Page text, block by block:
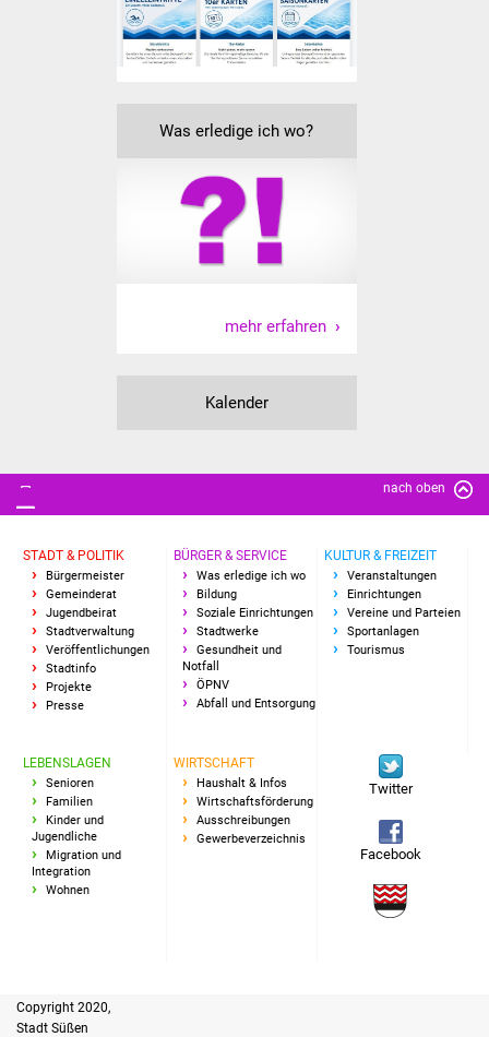
Lebenslagen
Senioren
Seniorenwohn- und
Pflegeheim
Familien
Schülerferienprogramm
Freundeskreis Asyl
Ukraine-Hilfe
Wohnimmobilien +
Baugrundstücke
Was erledige ich wo?
mehr erfahren
Kalender
nach oben
STADT & POLITIK
Bürgermeister
Gemeinderat
Jugendbeirat
Stadtverwaltung
Veröffentlichungen
Stadtinfo
Projekte
Presse
BÜRGER & SERVICE
Was erledige ich wo
Bildung
Soziale Einrichtungen
Stadtwerke
Gesundheit und
Notfall
ÖPNV
Abfall und Entsorgung
KULTUR & FREIZEIT
Veranstaltungen
Einrichtungen
Vereine und Parteien
Sportanlagen
Tourismus
LEBENSLAGEN
Senioren
Familien
Kinder und
Jugendliche
Migration und
Integration
Wohnen
WIRTSCHAFT
Haushalt & Infos
Wirtschaftsförderung
Ausschreibungen
Gewerbeverzeichnis
Twitter
Facebook
Copyright 2020,
Stadt Süßen